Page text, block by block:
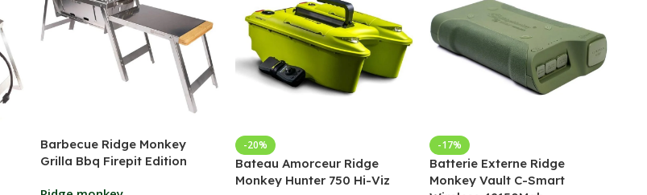
Barbecue Ridge Monkey
Grilla Bbq Firepit Edition
-20%
Bateau Amorceur Ridge
Monkey Hunter 750 Hi-Viz
-17%
Batterie Externe Ridge
Monkey Vault C-Smart